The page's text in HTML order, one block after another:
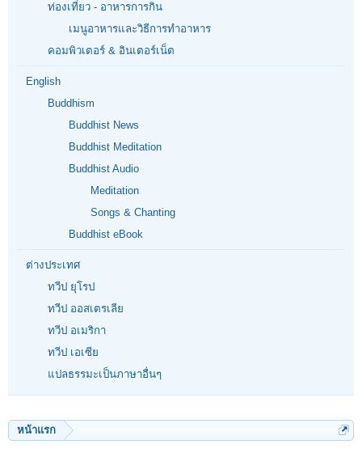
ท่องเที่ยว - อาหารการกิน
เมนูอาหารและวิธีการทำอาหาร
คอมพิวเตอร์ & อินเตอร์เน็ต
English
Buddhism
Buddhist News
Buddhist Meditation
Buddhist Audio
Meditation
Songs & Chanting
Buddhist eBook
ต่างประเทศ
ทวีป ยุโรป
ทวีป ออสเตรเลีย
ทวีป อเมริกา
ทวีป เอเซีย
แปลธรรมะเป็นภาษาอื่นๆ
หน้าแรก